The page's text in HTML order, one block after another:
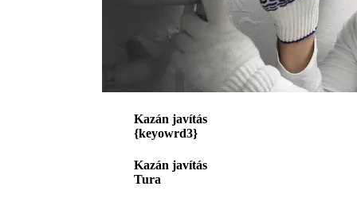
Kazán javítás
{keyowrd3}
Kazán javítás
Tura